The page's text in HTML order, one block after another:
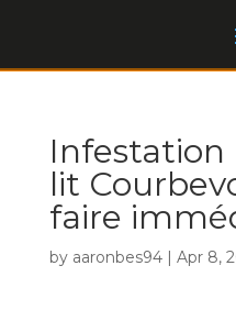
Infestation
lit
faire
by aaronbes94| Apr 8,